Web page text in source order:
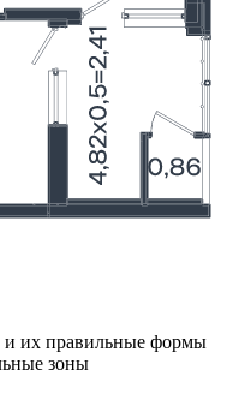
и их правильные формы
зоны